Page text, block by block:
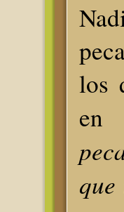
los
en